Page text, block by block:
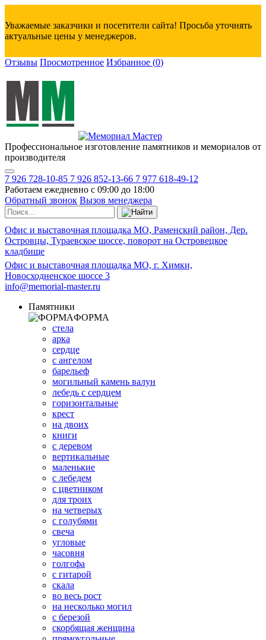
Уважаемые заказчики и посетители сайта! Просьба уточнять
актуальные цены у менеджеров.
Отзывы Просмотренное Избранное (0)
Профессиональное изготовление памятников и мемориалов от
производителя
7 926 728-10-85 7 926 852-13-66 7 977 618-49-12
Работаем ежедневно с 09:00 до 18:00
Обратный звонок Вызов менеджера
Офис и выставочная площадка МО, Раменский район, Дер.
Островцы, Тураевское шоссе, поворот на Островецкое
кладбище
Офис и выставочная площадка МО, г. Химки,
Новосходненское шоссе 3
info@memorial-master.ru
Памятники
ФОРМА
стела
арка
сердце
с ангелом
барельеф
могильный камень валун
лебедь с сердцем
горизонтальные
крест
на двоих
книги
с деревом
вертикальные
маленькие
с лебедем
с цветником
для троих
на четверых
с голубями
свеча
угловые
часовня
голгофа
с гитарой
скала
во весь рост
на несколько могил
с березой
скорбящая женщина